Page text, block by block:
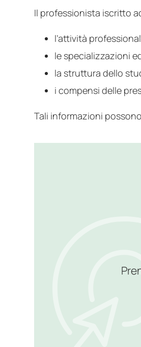
Il professionista iscritto
l’attività
le specializzazioni
la struttura dello
i compensi delle
Tali informazioni